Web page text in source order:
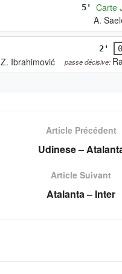
5'
Carte
A.
2'
Z. Ibrahimović
passe décisive:
Article Précédent
Udinese –
Article Suivant
Atalanta – Inter